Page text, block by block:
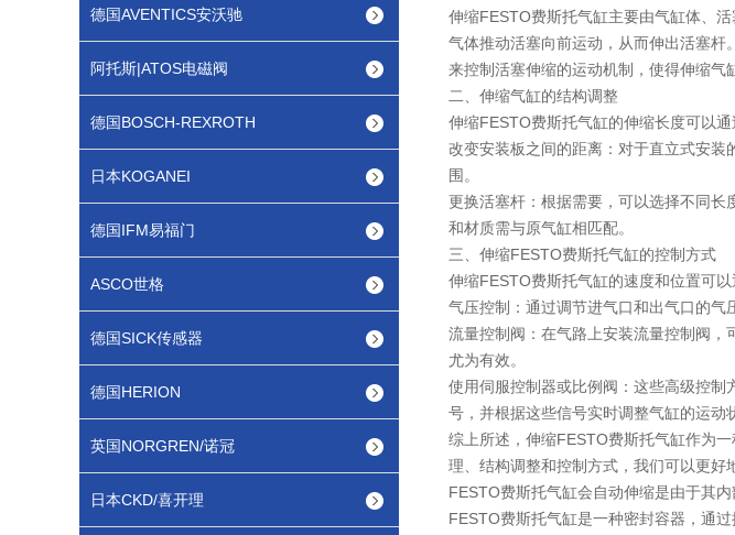
德国AVENTICS安沃驰
阿托斯|ATOS电磁阀
德国BOSCH-REXROTH
日本KOGANEI
德国IFM易福门
ASCO世格
德国SICK传感器
德国HERION
英国NORGREN/诺冠
日本CKD/喜开理
伸缩FESTO费斯托气缸主要由气缸体、
气体推动活塞向前运动，从而伸出活塞
来控制活塞伸缩的运动机制，使得伸缩气
二、伸缩气缸的结构调整
伸缩FESTO费斯托气缸的伸缩长度可以
改变安装板之间的距离：对于直立式安
围。
更换活塞杆：根据需要，可以选择不同
和材质需与原气缸相匹配。
三、伸缩FESTO费斯托气缸的控制方式
伸缩FESTO费斯托气缸的速度和位置可以
气压控制：通过调节进气口和出气口的气
流量控制阀：在气路上安装流量控制阀
尤为有效。
使用伺服控制器或比例阀：这些高级控
号，并根据这些信号实时调整气缸的运动
综上所述，伸缩FESTO费斯托气缸作为
理、结构调整和控制方式，我们可以更好
FESTO费斯托气缸会自动伸缩是由于其内
FESTO费斯托气缸是一种密封容器，通